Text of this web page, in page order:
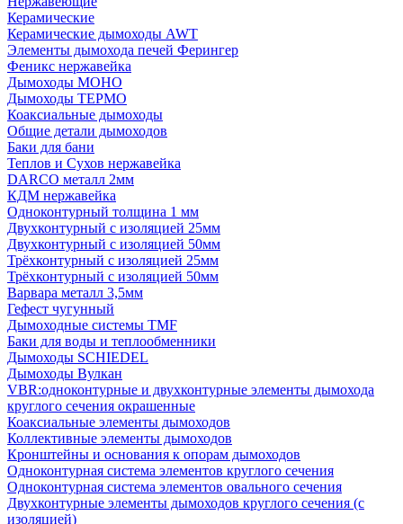
Керамические
Керамические дымоходы AWT
Элементы дымохода печей Ферингер
Феникс нержавейка
Дымоходы МОНО
Дымоходы ТЕРМО
Коаксиальные дымоходы
Общие детали дымоходов
Баки для бани
Теплов и Сухов нержавейка
DARCO металл 2мм
КДМ нержавейка
Одноконтурный толщина 1 мм
Двухконтурный с изоляцией 25мм
Двухконтурный с изоляцией 50мм
Трёхконтурный с изоляцией 25мм
Трёхконтурный с изоляцией 50мм
Варвара металл 3,5мм
Гефест чугунный
Дымоходные системы TMF
Баки для воды и теплообменники
Дымоходы SCHIEDEL
Дымоходы Вулкан
VBR:одноконтурные и двухконтурные элементы дымохода
круглого сечения окрашенные
Коаксиальные элементы дымоходов
Коллективные элементы дымоходов
Кронштейны и основания к опорам дымоходов
Одноконтурная система элементов круглого сечения
Одноконтурная система элементов овального сечения
Двухконтурные элементы дымоходов круглого сечения (с
изоляцией)